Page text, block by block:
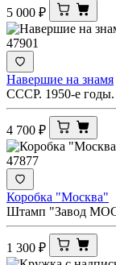
5 000 ₽
47901
Навершие на знамя
СССР. 1950-е годы.
4 700 ₽
47877
Коробка "Москва"
Штамп "Завод
1 300 ₽